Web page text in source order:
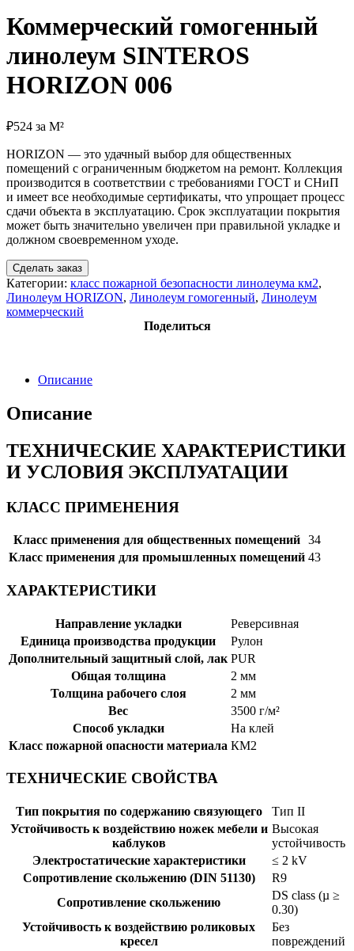
Коммерческий гомогенный
линолеум SINTEROS
HORIZON 006
₽524 за М²
HORIZON — это удачный выбор для общественных
помещений с ограниченным бюджетом на ремонт. Коллекция
производится в соответствии с требованиями ГОСТ и СНиП
и имеет все необходимые сертификаты, что упрощает процесс
сдачи объекта в эксплуатацию. Срок эксплуатации покрытия
может быть значительно увеличен при правильной укладке и
должном своевременном уходе.
Сделать заказ
Категории: класс пожарной безопасности линолеума км2,
Линолеум HORIZON, Линолеум гомогенный, Линолеум
коммерческий
Поделиться
Описание
Описание
ТЕХНИЧЕСКИЕ ХАРАКТЕРИСТИКИ
И УСЛОВИЯ ЭКСПЛУАТАЦИИ
КЛАСС ПРИМЕНЕНИЯ
Класс применения для общественных помещений 34
Класс применения для промышленных помещений 43
ХАРАКТЕРИСТИКИ
Направление укладки
Реверсивная
Единица производства продукции
Рулон
Дополнительный защитный слой, лак PUR
Общая толщина
2 мм
Толщина рабочего слоя
2 мм
Вес
3500 г/м²
Способ укладки
На клей
Класс пожарной опасности материала КМ2
ТЕХНИЧЕСКИЕ СВОЙСТВА
Тип покрытия по содержанию связующего
Тип II
Устойчивость к воздействию ножек мебели и
каблуков
Высокая
устойчивость
Электростатические характеристики
≤ 2 kV
Сопротивление скольжению (DIN 51130)
R9
Сопротивление скольжению
DS class (µ ≥
0.30)
Устойчивость к воздействию роликовых
кресел
Без
повреждений